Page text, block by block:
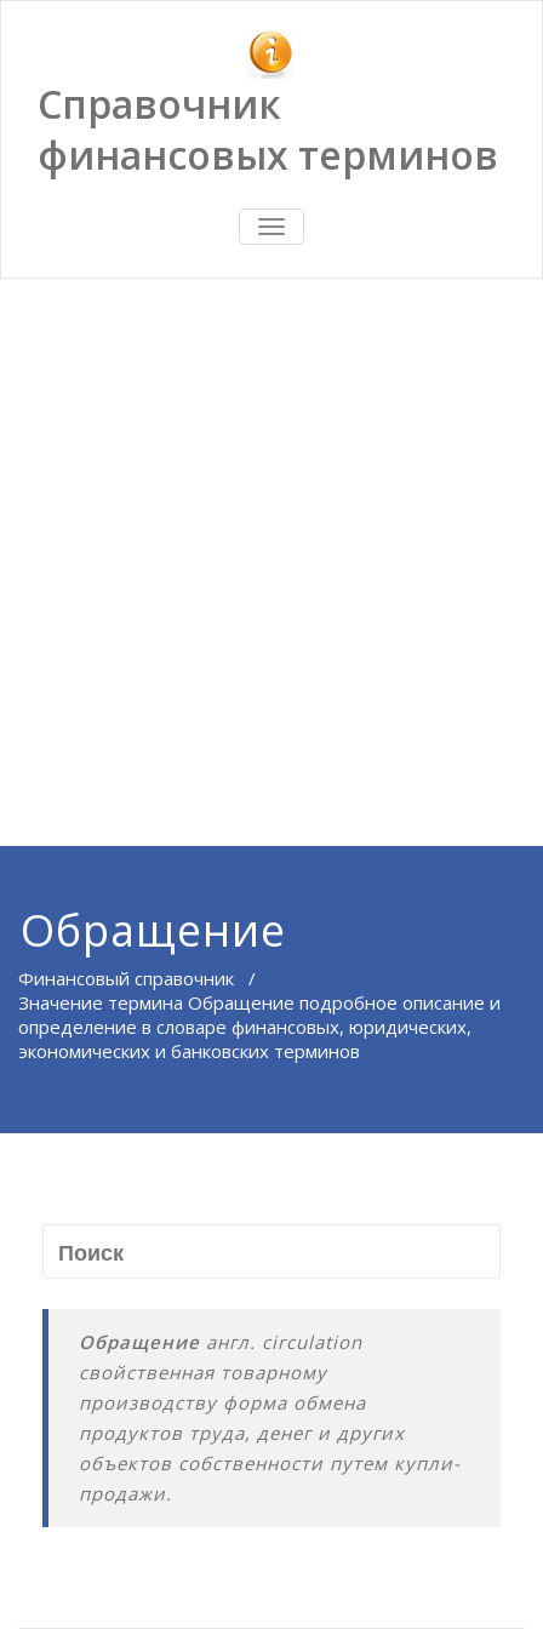
Справочник
финансовых терминов
ПОКАЗАТЬ/
СКРЫТЬ
Обращение
Финансовый справочник /
Значение термина Обращение подробное описание и
определение в словаре финансовых, юридических,
экономических и банковских терминов
Обращение англ. circulation
свойственная товарному
производству форма обмена
продуктов труда, денег и других
объектов собственности путем купли-
продажи.